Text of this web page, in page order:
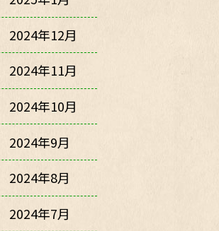
2024年12月
2024年11月
2024年10月
2024年9月
2024年8月
2024年7月